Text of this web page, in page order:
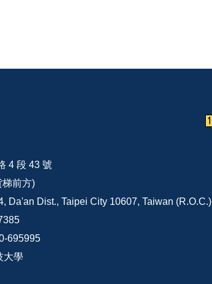
4 段 43 號
梯前方)
Da'an Dist., Taipei City 10607, Taiwan (R.O.C.)
695995
大學